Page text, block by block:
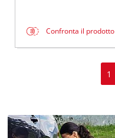
Confronta il prodotto
1